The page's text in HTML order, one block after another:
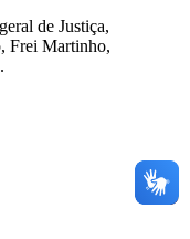
de Justiça,
Frei Martinho,